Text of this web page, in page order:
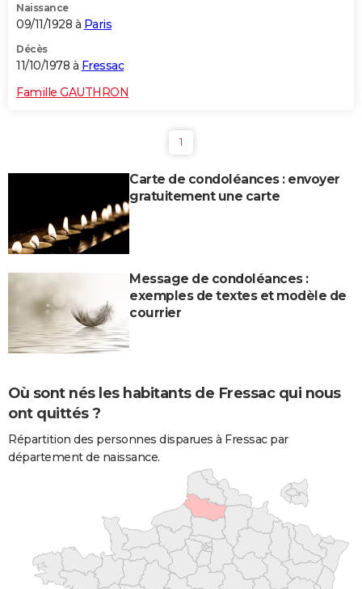
Naissance
09/11/1928 à Paris
Décès
11/10/1978 à Fressac
Famille GAUTHRON
1
Carte de condoléances : envoyer
gratuitement une carte
Message de condoléances :
exemples de textes et modèle de
courrier
Où sont nés les habitants de Fressac qui nous
ont quittés ?
Répartition des personnes disparues à Fressac par
département de naissance.